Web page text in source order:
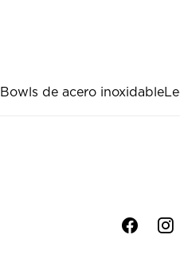
Bowls de acero inoxidable
f i